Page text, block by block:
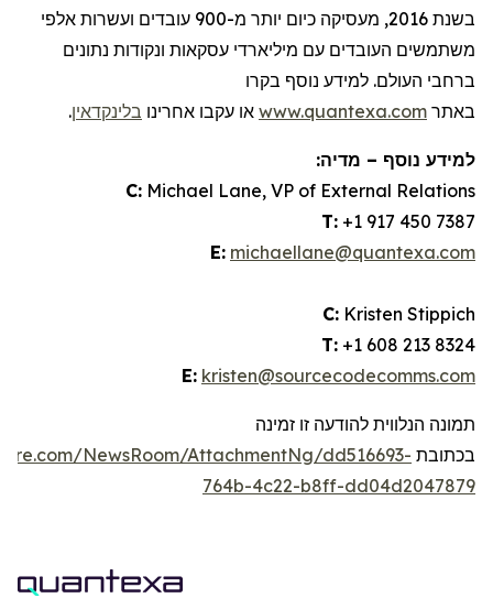
בשנת 2016, מעסיקה כיום יותר מ-
900 עובדים ועשרות אלפי
משתמשים העובדים עם מיליארדי עסקאות ונקודות נתונים
ברחבי העולם. למידע נוסף בקרו
באתר www.quantexa.com או עקבו אחרינו בלינקדאין.
למידע נוסף – מדיה:
C: Michael Lane, VP of External Relations
T: +1 917 450 7387
E: michaellane@quantexa.com
C: Kristen Stippich
T: +1 608 213 8324
E: kristen@sourcecodecomms.com
תמונה הנלווית להודעה זו זמינה
בכתובת NewsRoom/AttachmentNg/dd516693-
764b-4c22-b8ff-dd04d2047879